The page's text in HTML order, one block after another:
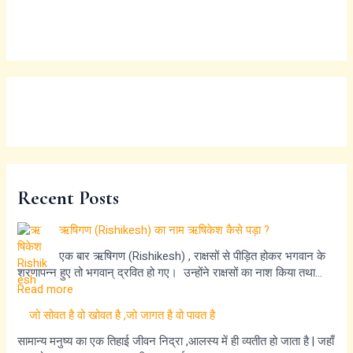
Recent Posts
ऋषिगण (Rishikesh) का नाम ऋषिकेश कैसे पड़ा ?
एक बार ऋषिगण (Rishikesh) , राक्षसों से पीड़ित होकर भगवान के
शरणापन्न हुए तो भगवान् द्रवित हो गए। उन्होंने राक्षसों का नाश किया तथा…
Read more
जो सोवत है वो खोवत है ,जो जागत है वो पावत है
सामान्य मनुष्य का एक तिहाई जीवन निद्रा ,आलस्य में ही व्यतीत हो जाता है | जहाँ